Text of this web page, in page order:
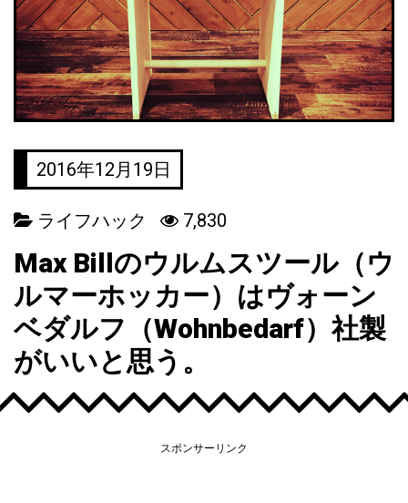
2016年12月19日
ライフハック 7,830
Max Billのウルムスツール（ウ
ルマーホッカー）はヴォーン
ベダルフ（Wohnbedarf）社製
がいいと思う。
スポンサーリンク